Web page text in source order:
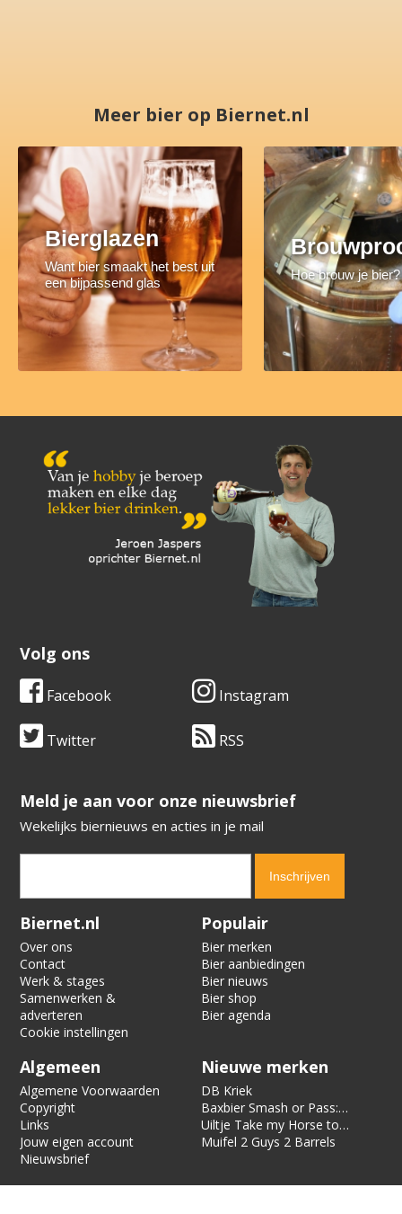
Meer bier op Biernet.nl
Bierglazen
Want bier smaakt het best uit
een bijpassend glas
Hoe brouw je bier?
Volg ons
Facebook Instagram
Twitter RSS
​​​​​​​Meld je aan voor onze nieuwsbrief
Wekelijks biernieuws en acties in je mail
Verification code:
Biernet.nl
Over ons
Contact
Werk & stages
Samenwerken &
adverteren
Cookie instellingen
Populair
Bier merken
Bier aanbiedingen
Bier nieuws
Bier shop
Bier agenda
Algemeen
Algemene Voorwaarden
Copyright
Links
Jouw eigen account
Nieuwsbrief
Nieuwe merken
DB Kriek
Baxbier Smash or Pass:
Strata
Uiltje Take my Horse to
the Hotel Room
Muifel 2 Guys 2 Barrels